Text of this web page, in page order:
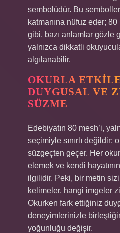
sembolüdür. Bu
katmanına nüfuz eder;
gibi, bazı anlamlar gözle
yalnızca dikkatli
algılanabilir.
OKURLA
DUYGUSAL VE
SÜZME
Edebiyatın 80 mesh’i,
seçimiyle sınırlı değildir;
süzgeçten geçer. Her
elemek ve kendi
ilgilidir. Peki, bir metin
kelimeler, hangi imgeler
Okurken fark ettiğiniz
deneyimlerinizle
yoğunluğu değişir.